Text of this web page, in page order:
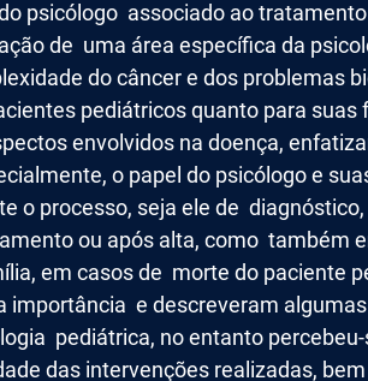
psicólogo associado ao
de uma área específica da
do câncer e dos problemas
pediátricos quanto para suas
envolvidos na doença,
o papel do psicólogo e
o processo, seja ele de diagnóstico,
ou após alta, como também
em casos de morte do paciente
importância e descreveram
pediátrica, no entanto
das intervenções realizadas,